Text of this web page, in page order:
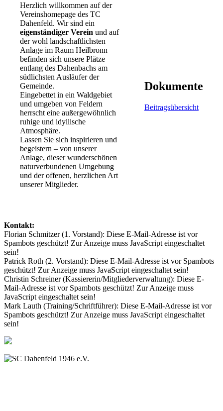
Herzlich willkommen auf der
Vereinshomepage des TC
Dahenfeld. Wir sind ein
eigenständiger Verein und auf
der wohl landschaftlichsten
Anlage im Raum Heilbronn
befinden sich unsere Plätze
entlang des Dahenbachs am
südlichsten Ausläufer der
Gemeinde.
Eingebettet in ein Waldgebiet
und umgeben von Feldern
herrscht eine außergewöhnlich
ruhige und idyllische
Atmosphäre.
Lassen Sie sich inspirieren und
begeistern – von unserer
Anlage, dieser wunderschönen
naturverbundenen Umgebung
und der offenen, herzlichen Art
unserer Mitglieder.
Dokumente
Beitragsübersicht
Kontakt:
Florian Schmitzer (1. Vorstand): Diese E-Mail-Adresse ist vor
Spambots geschützt! Zur Anzeige muss JavaScript eingeschaltet
sein!
Patrick Roth (2. Vorstand): Diese E-Mail-Adresse ist vor Spambots
geschützt! Zur Anzeige muss JavaScript eingeschaltet sein!
Christin Schreiner (Kassiererin/Mitgliederverwaltung): Diese E-
Mail-Adresse ist vor Spambots geschützt! Zur Anzeige muss
JavaScript eingeschaltet sein!
Mark Lauth (Training/Schriftführer): Diese E-Mail-Adresse ist vor
Spambots geschützt! Zur Anzeige muss JavaScript eingeschaltet
sein!